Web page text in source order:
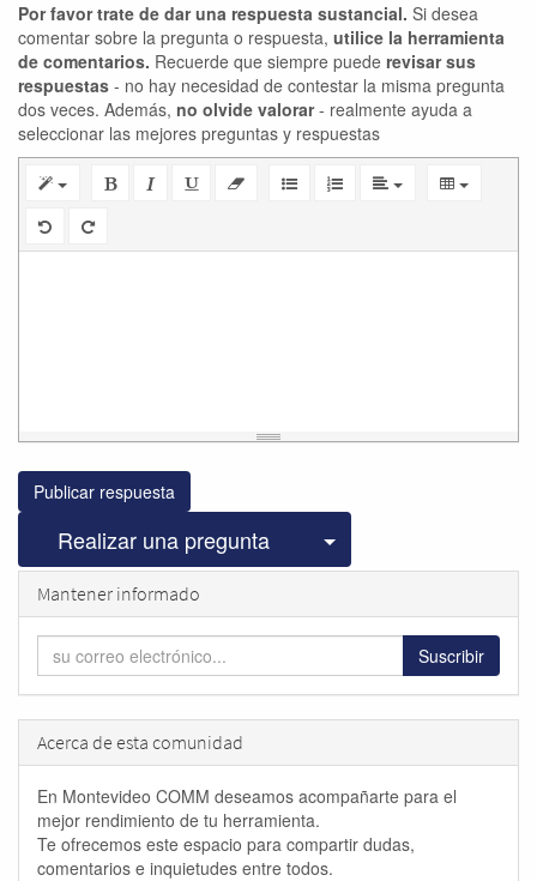
Por favor trate de dar una respuesta sustancial. Si desea
comentar sobre la pregunta o respuesta, utilice la herramienta
de comentarios. Recuerde que siempre puede revisar sus
respuestas - no hay necesidad de contestar la misma pregunta
dos veces. Además, no olvide valorar- realmente ayuda a
seleccionar las mejores preguntas y respuestas
Publicar respuesta
Realizar una pregunta Seleccionar
Mantener informado
Suscribir
Acerca de esta comunidad
En Montevideo COMM deseamos acompañarte para el
mejor rendimiento de tu herramienta.
Te ofrecemos este espacio para compartir dudas,
comentarios e inquietudes entre todos.